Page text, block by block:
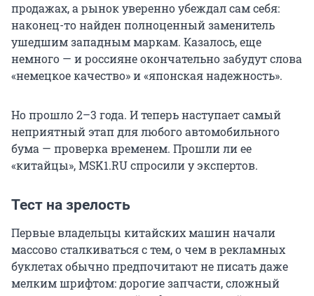
продажах, а рынок уверенно убеждал сам себя:
наконец-то найден полноценный заменитель
ушедшим западным маркам. Казалось, еще
немного — и россияне окончательно забудут слова
«немецкое качество» и «японская надежность».
Но прошло 2–3 года. И теперь наступает самый
неприятный этап для любого автомобильного
бума — проверка временем. Прошли ли ее
«китайцы», MSK1.RU спросили у экспертов.
Тест на зрелость
Первые владельцы китайских машин начали
массово сталкиваться с тем, о чем в рекламных
буклетах обычно предпочитают не писать даже
мелким шрифтом: дорогие запчасти, сложный